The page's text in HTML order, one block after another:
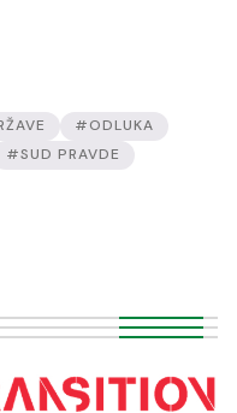
#ODLUKA
#SUD PRAVDE